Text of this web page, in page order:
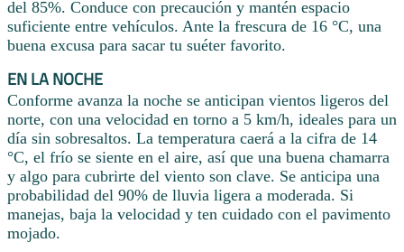
del 85%. Conduce con precaución y mantén espacio
suficiente entre vehículos. Ante la frescura de 16 °C, una
buena excusa para sacar tu suéter favorito.
EN LA NOCHE
Conforme avanza la noche se anticipan vientos ligeros del
norte, con una velocidad en torno a 5 km/h, ideales para un
día sin sobresaltos. La temperatura caerá a la cifra de 14
°C, el frío se siente en el aire, así que una buena chamarra
y algo para cubrirte del viento son clave. Se anticipa una
probabilidad del 90% de lluvia ligera a moderada. Si
manejas, baja la velocidad y ten cuidado con el pavimento
mojado.